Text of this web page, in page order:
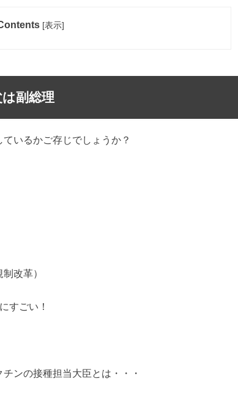
[表示]
副総理
いるかご存じでしょうか？
改革）
すごい！
ンの接種担当大臣とは・・・